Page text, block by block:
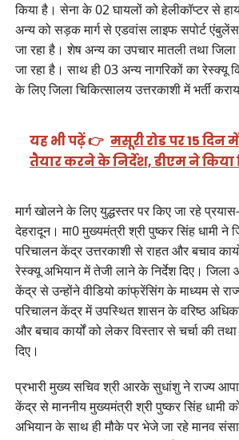
किया है। सेना के 02 घायलों को हेलीकॉप्टर से
अन्य को सड़क मार्ग से एडवांस लाइफ सपोर्ट
जा रहा है। शेष अन्य का उपचार मातली तथा
जा रहा है। साथ ही 03 अन्य नागरिकों का रेस्क्यू
के लिए जिला चिकित्सालय उत्तरकाशी में भर्ती
यह भी पढ़ें 👉 मसूरी रोड पर 15
तैयार करने के निर्देश, डीएम ने किया
मार्ग खोलने के लिए युद्धस्तर पर किए जा रहे
देहरादून। मा0 मुख्यमंत्री श्री पुष्कर सिंह धामी ने
परिचालन केंद्र उत्तरकाशी से राहत और बचाव
रेस्क्यू अभियान में तेजी लाने के निर्देश दिए। जिला
केंद्र से उन्होंने वीडियो कांफ्रेंसिंग के माध्यम से
परिचालन केंद्र में उपस्थित शासन के वरिष्ठ
और बचाव कार्यों को लेकर विस्तार से चर्चा की
दिए।
प्रभारी मुख्य सचिव श्री आरके सुधांशु ने राज्य
केंद्र से माननीय मुख्यमंत्री श्री पुष्कर सिंह धामी
अभियान के साथ ही मौके पर भेजे जा रहे मानव